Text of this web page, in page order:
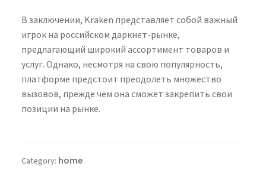
В заключении, Kraken представляет собой важный
игрок на российском даркнет-рынке,
предлагающий широкий ассортимент товаров и
услуг. Однако, несмотря на свою популярность,
платформе предстоит преодолеть множество
вызовов, прежде чем она сможет закрепить свои
позиции на рынке.
Category: home